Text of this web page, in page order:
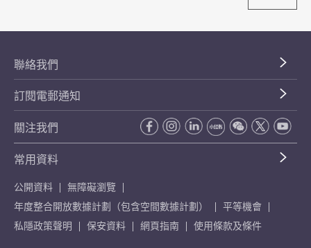
聯絡我們
訂閱電郵通知
關注我們
常用資料
公開資料
無障礙瀏覽
年度整合開放數據計劃（包含空間數據計劃）
平等機會
私隱政策聲明
保安資料 網頁指南 使用條款及條件